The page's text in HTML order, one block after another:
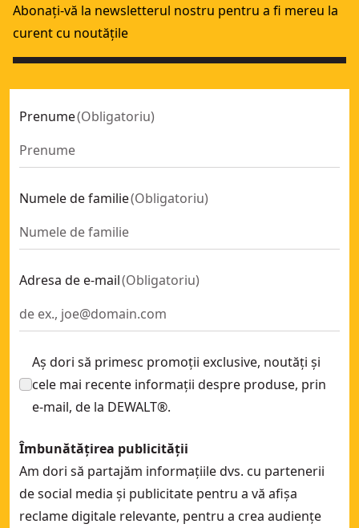
Abonați-vă la newsletterul nostru pentru a fi mereu la
curent cu noutățile
Prenume(Obligatoriu)
Numele de familie(Obligatoriu)
Adresa de e-mail(Obligatoriu)
Aș dori să primesc promoții exclusive, noutăți și
cele mai recente informații despre produse, prin
e-mail, de la DEWALT®.
Îmbunătățirea publicității
Am dori să partajăm informațiile dvs. cu partenerii
de social media și publicitate pentru a vă afișa
reclame digitale relevante, pentru a crea audiențe